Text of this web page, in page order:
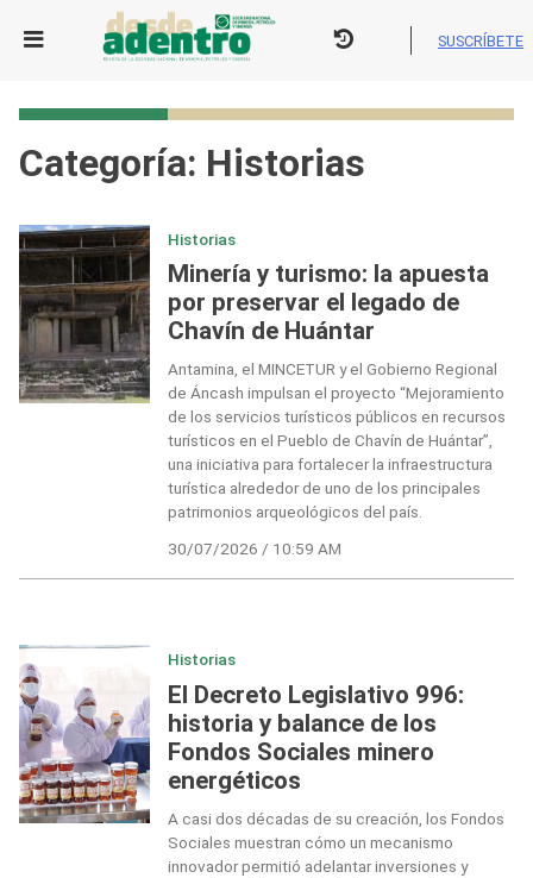
SUSCRÍBETE
Categoría: Historias
Historias
Minería y turismo: la apuesta
por preservar el legado de
Chavín de Huántar
Antamina, el MINCETUR y el Gobierno Regional
de Áncash impulsan el proyecto “Mejoramiento
de los servicios turísticos públicos en recursos
turísticos en el Pueblo de Chavín de Huántar”,
una iniciativa para fortalecer la infraestructura
turística alrededor de uno de los principales
patrimonios arqueológicos del país.
30/07/2026 / 10:59 AM
Historias
El Decreto Legislativo 996:
historia y balance de los
Fondos Sociales minero
energéticos
A casi dos décadas de su creación, los Fondos
Sociales muestran cómo un mecanismo
innovador permitió adelantar inversiones y